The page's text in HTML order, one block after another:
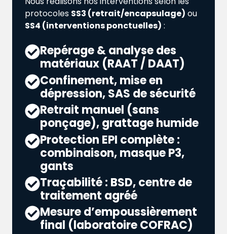
protocoles SS3 (retrait/encapsulage) ou
SS4 (interventions ponctuelles) :
Repérage & analyse des
matériaux (RAAT / DAAT)
Confinement, mise en
dépression, SAS de sécurité
Retrait manuel (sans
ponçage), grattage humide
Protection EPI complète :
combinaison, masque P3,
gants
Traçabilité : BSD, centre de
traitement agréé
Mesure d’empoussièrement
final (laboratoire COFRAC)